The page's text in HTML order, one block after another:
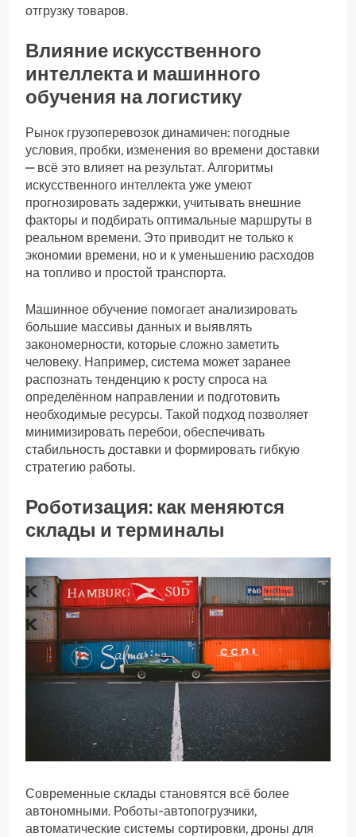
отгрузку товаров.
Влияние искусственного
интеллекта и машинного
обучения на логистику
Рынок грузоперевозок динамичен: погодные
условия, пробки, изменения во времени доставки
— всё это влияет на результат. Алгоритмы
искусственного интеллекта уже умеют
прогнозировать задержки, учитывать внешние
факторы и подбирать оптимальные маршруты в
реальном времени. Это приводит не только к
экономии времени, но и к уменьшению расходов
на топливо и простой транспорта.
Машинное обучение помогает анализировать
большие массивы данных и выявлять
закономерности, которые сложно заметить
человеку. Например, система может заранее
распознать тенденцию к росту спроса на
определённом направлении и подготовить
необходимые ресурсы. Такой подход позволяет
минимизировать перебои, обеспечивать
стабильность доставки и формировать гибкую
стратегию работы.
Роботизация: как меняются
склады и терминалы
Современные склады становятся всё более
автономными. Роботы-автопогрузчики,
автоматические системы сортировки, дроны для